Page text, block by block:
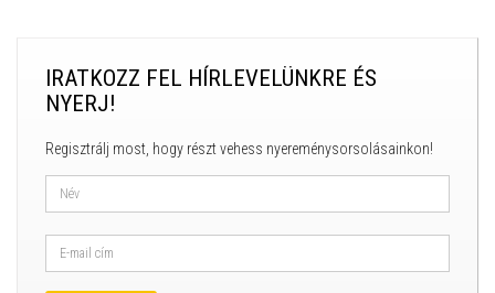
IRATKOZZ FEL HÍRLEVELÜNKRE ÉS
NYERJ!
Regisztrálj most, hogy részt vehess nyereménysorsolásainkon!